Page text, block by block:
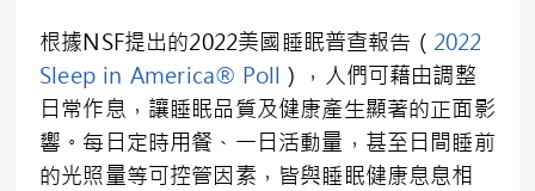
根據NSF提出的2022美國睡眠普查報告（ 2022
Sleep in America® Poll ），人們可藉由調整
日常作息，讓睡眠品質及健康產生顯著的正面影
響。每日定時用餐、一日活動量，甚至日間睡前
的光照量等可控管因素，皆與睡眠健康息息相